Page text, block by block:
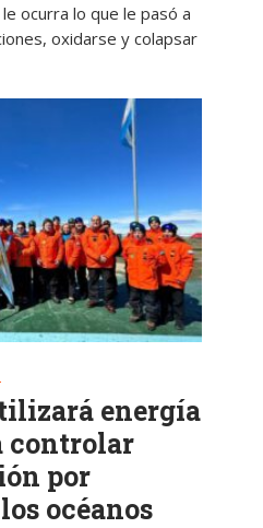
ocurra lo que le pasó a
oxidarse y colapsar
energía
controlar
por
océanos